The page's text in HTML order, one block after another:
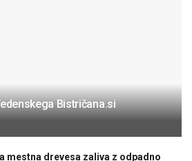
Bistričana.si
mestna drevesa zaliva z odpadno